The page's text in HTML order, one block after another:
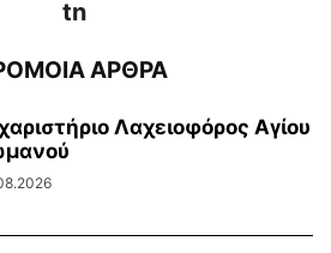
tn
ΑΡΘΡΑ
Λαχειοφόρος Αγίου